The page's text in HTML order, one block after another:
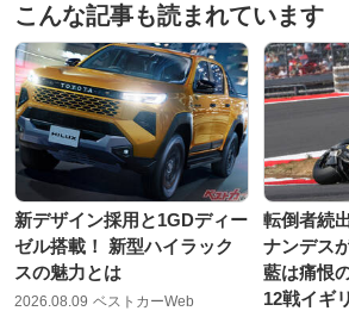
こんな記事も読まれています
新デザイン採用と1GDディー
ゼル搭載！ 新型ハイラック
スの魅力とは
2026.08.09 ベストカーWeb
転倒者続
ナンデス
藍は痛恨
12戦イギ